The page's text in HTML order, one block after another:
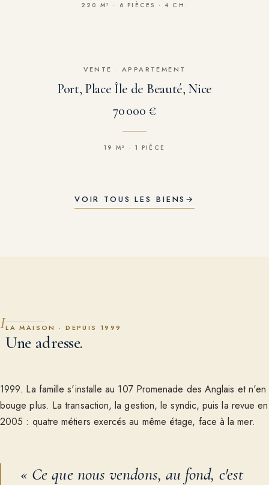
220 M² · 6 PIÈCES · 4 CH.
VENTE · APPARTEMENT
Port, Place Île de Beauté, Nice
70 000 €
19 M² · 1 PIÈCE
VOIR TOUS LES BIENS →
ILA MAISON · DEPUIS 1999
Une adresse.
1999. La famille s'installe au 107 Promenade des Anglais et n'en
bouge plus. La transaction, la gestion, le syndic, puis la revue en
2005 : quatre métiers exercés au même étage, face à la mer.
« Ce que nous vendons, au fond, c'est